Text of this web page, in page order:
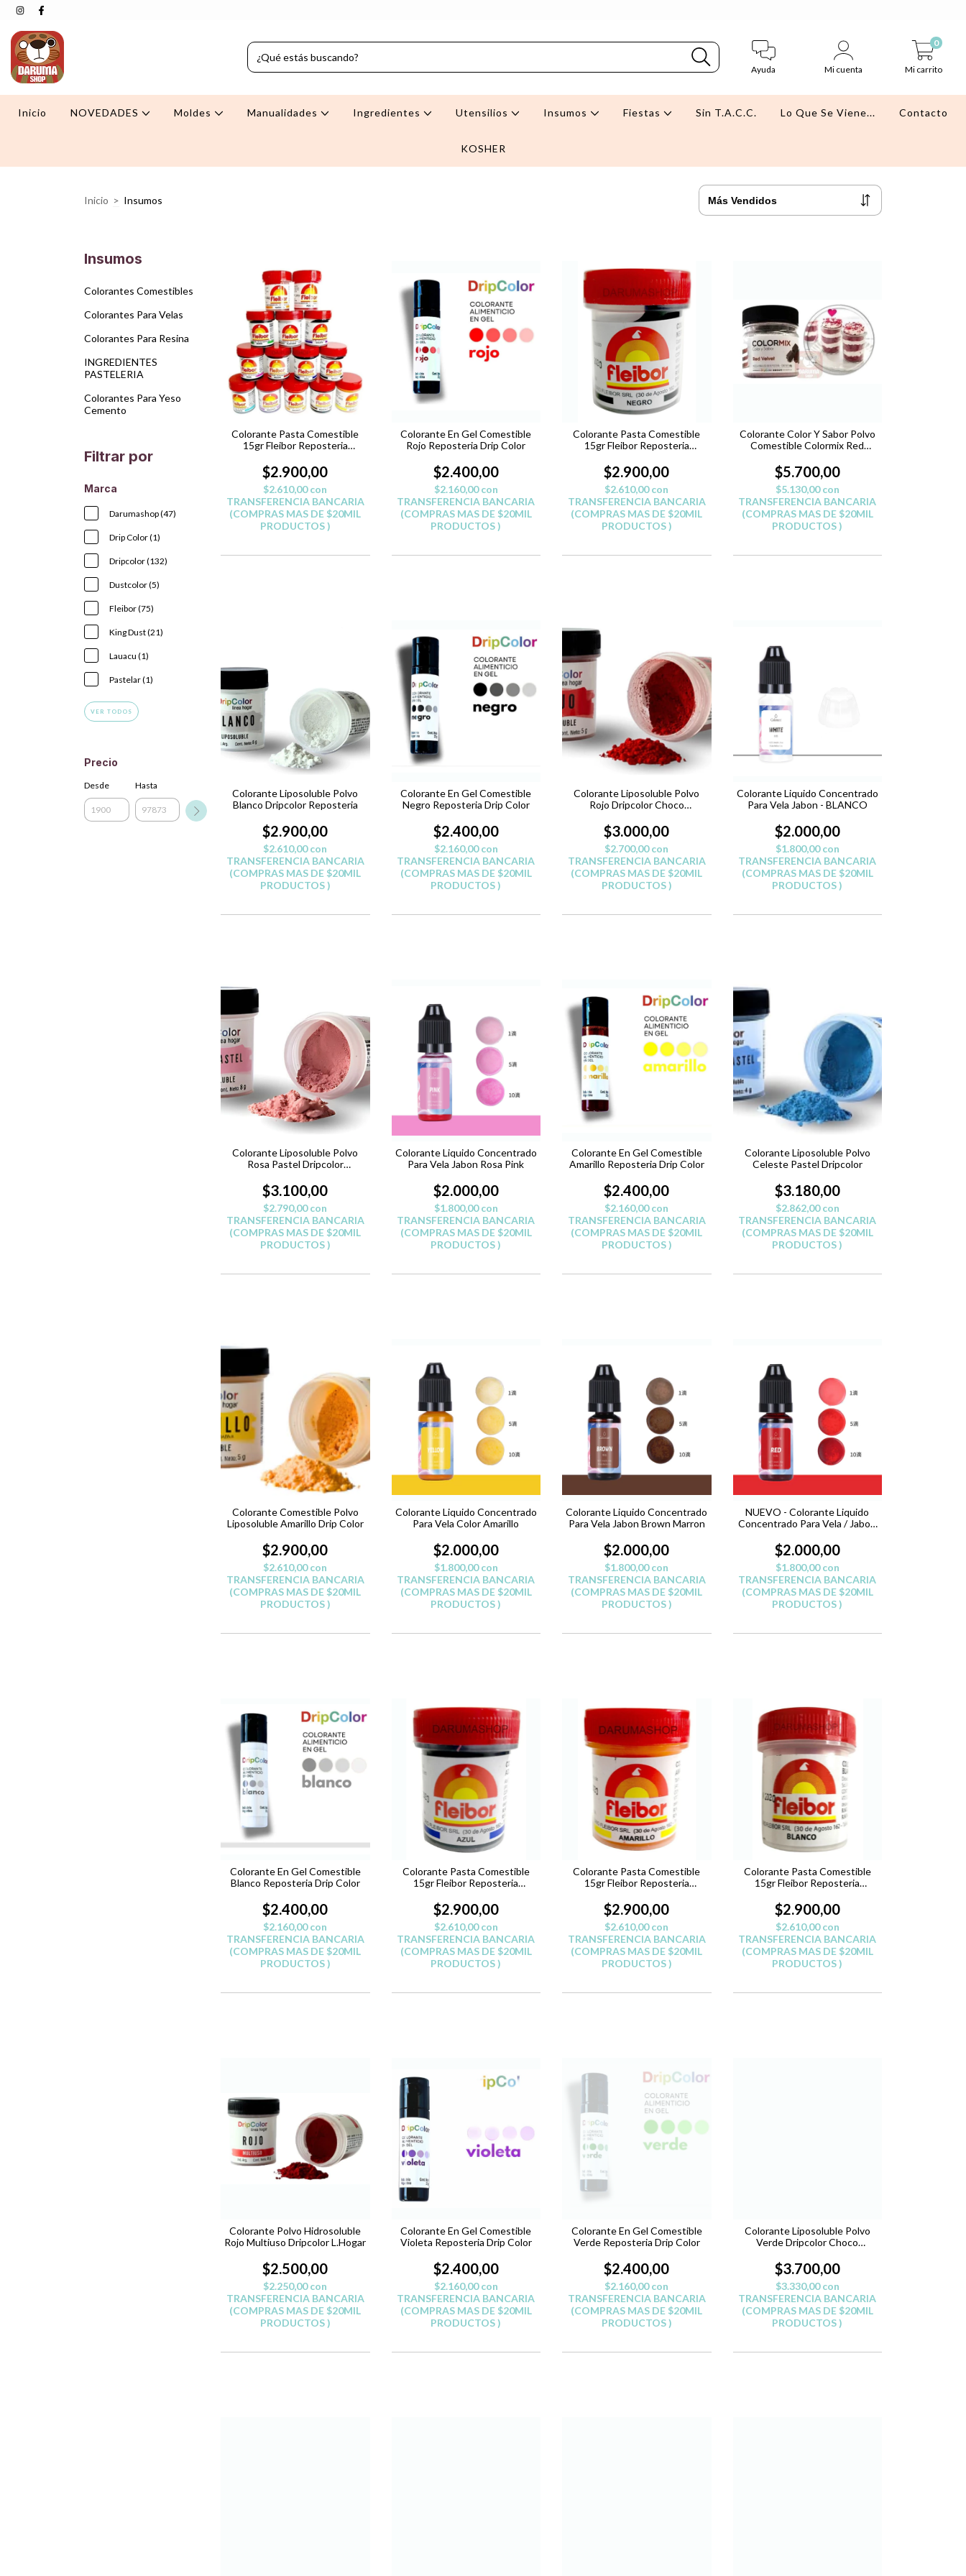
Ayuda Mi cuenta Mi carrito
0
Inicio NOVEDADES Moldes Manualidades Ingredientes Utensilios Insumos Fiestas Sin T.A.C.C. Lo Que Se Viene... Contacto
KOSHER
Inicio > Insumos
Insumos
Colorantes Comestibles
Colorantes Para Velas
Colorantes Para Resina
INGREDIENTES
PASTELERIA
Colorantes Para Yeso
Cemento
Filtrar por
Marca
Darumashop (47)
Drip Color (1)
Dripcolor (132)
Dustcolor (5)
Fleibor (75)
King Dust (21)
Lauacu (1)
Pastelar (1)
VER TODOS
Precio
Desde Hasta
Colorante Pasta Comestible
15gr Fleibor Reposteria
$2.900,00
$2.610,00con
TRANSFERENCIA BANCARIA
(COMPRAS MAS DE $20MIL
PRODUCTOS )
Colorante En Gel Comestible
Rojo Reposteria Drip Color
$2.400,00
$2.160,00con
TRANSFERENCIA BANCARIA
(COMPRAS MAS DE $20MIL
PRODUCTOS )
Colorante Pasta Comestible
15gr Fleibor Reposteria
$2.900,00
$2.610,00con
TRANSFERENCIA BANCARIA
(COMPRAS MAS DE $20MIL
PRODUCTOS )
Colorante Color Y Sabor Polvo
Comestible Colormix Red
$5.700,00
$5.130,00con
TRANSFERENCIA BANCARIA
(COMPRAS MAS DE $20MIL
PRODUCTOS )
Colorante Liposoluble Polvo
Blanco Dripcolor Reposteria
$2.900,00
$2.610,00con
TRANSFERENCIA BANCARIA
(COMPRAS MAS DE $20MIL
PRODUCTOS )
Colorante En Gel Comestible
Negro Reposteria Drip Color
$2.400,00
$2.160,00con
TRANSFERENCIA BANCARIA
(COMPRAS MAS DE $20MIL
PRODUCTOS )
Colorante Liposoluble Polvo
Rojo Dripcolor Choco
$3.000,00
$2.700,00con
TRANSFERENCIA BANCARIA
(COMPRAS MAS DE $20MIL
PRODUCTOS )
Colorante Liquido Concentrado
Para Vela Jabon - BLANCO
$2.000,00
$1.800,00con
TRANSFERENCIA BANCARIA
(COMPRAS MAS DE $20MIL
PRODUCTOS )
Colorante Liposoluble Polvo
Rosa Pastel Dripcolor
$3.100,00
$2.790,00con
TRANSFERENCIA BANCARIA
(COMPRAS MAS DE $20MIL
PRODUCTOS )
Colorante Liquido Concentrado
Para Vela Jabon Rosa Pink
$2.000,00
$1.800,00con
TRANSFERENCIA BANCARIA
(COMPRAS MAS DE $20MIL
PRODUCTOS )
Colorante En Gel Comestible
Amarillo Reposteria Drip Color
$2.400,00
$2.160,00con
TRANSFERENCIA BANCARIA
(COMPRAS MAS DE $20MIL
PRODUCTOS )
Colorante Liposoluble Polvo
Celeste Pastel Dripcolor
$3.180,00
$2.862,00con
TRANSFERENCIA BANCARIA
(COMPRAS MAS DE $20MIL
PRODUCTOS )
Colorante Comestible Polvo
Liposoluble Amarillo Drip Color
$2.900,00
$2.610,00con
TRANSFERENCIA BANCARIA
(COMPRAS MAS DE $20MIL
PRODUCTOS )
Colorante Liquido Concentrado
Para Vela Color Amarillo
$2.000,00
$1.800,00con
TRANSFERENCIA BANCARIA
(COMPRAS MAS DE $20MIL
PRODUCTOS )
Colorante Liquido Concentrado
Para Vela Jabon Brown Marron
$2.000,00
$1.800,00con
TRANSFERENCIA BANCARIA
(COMPRAS MAS DE $20MIL
PRODUCTOS )
NUEVO - Colorante Liquido
Concentrado Para Vela / Jabon
$2.000,00
$1.800,00con
TRANSFERENCIA BANCARIA
(COMPRAS MAS DE $20MIL
PRODUCTOS )
Colorante En Gel Comestible
Blanco Reposteria Drip Color
$2.400,00
$2.160,00con
TRANSFERENCIA BANCARIA
(COMPRAS MAS DE $20MIL
PRODUCTOS )
Colorante Pasta Comestible
15gr Fleibor Reposteria
$2.900,00
$2.610,00con
TRANSFERENCIA BANCARIA
(COMPRAS MAS DE $20MIL
PRODUCTOS )
Colorante Pasta Comestible
15gr Fleibor Reposteria
$2.900,00
$2.610,00con
TRANSFERENCIA BANCARIA
(COMPRAS MAS DE $20MIL
PRODUCTOS )
Colorante Pasta Comestible
15gr Fleibor Reposteria
$2.900,00
$2.610,00con
TRANSFERENCIA BANCARIA
(COMPRAS MAS DE $20MIL
PRODUCTOS )
Colorante Polvo Hidrosoluble
Rojo Multiuso Dripcolor L.Hogar
$2.500,00
$2.250,00con
TRANSFERENCIA BANCARIA
(COMPRAS MAS DE $20MIL
PRODUCTOS )
Colorante En Gel Comestible
Violeta Reposteria Drip Color
$2.400,00
$2.160,00con
TRANSFERENCIA BANCARIA
(COMPRAS MAS DE $20MIL
PRODUCTOS )
Colorante En Gel Comestible
Verde Reposteria Drip Color
$2.400,00
$2.160,00con
TRANSFERENCIA BANCARIA
(COMPRAS MAS DE $20MIL
PRODUCTOS )
Colorante Liposoluble Polvo
Verde Dripcolor Choco
$3.700,00
$3.330,00con
TRANSFERENCIA BANCARIA
(COMPRAS MAS DE $20MIL
PRODUCTOS )